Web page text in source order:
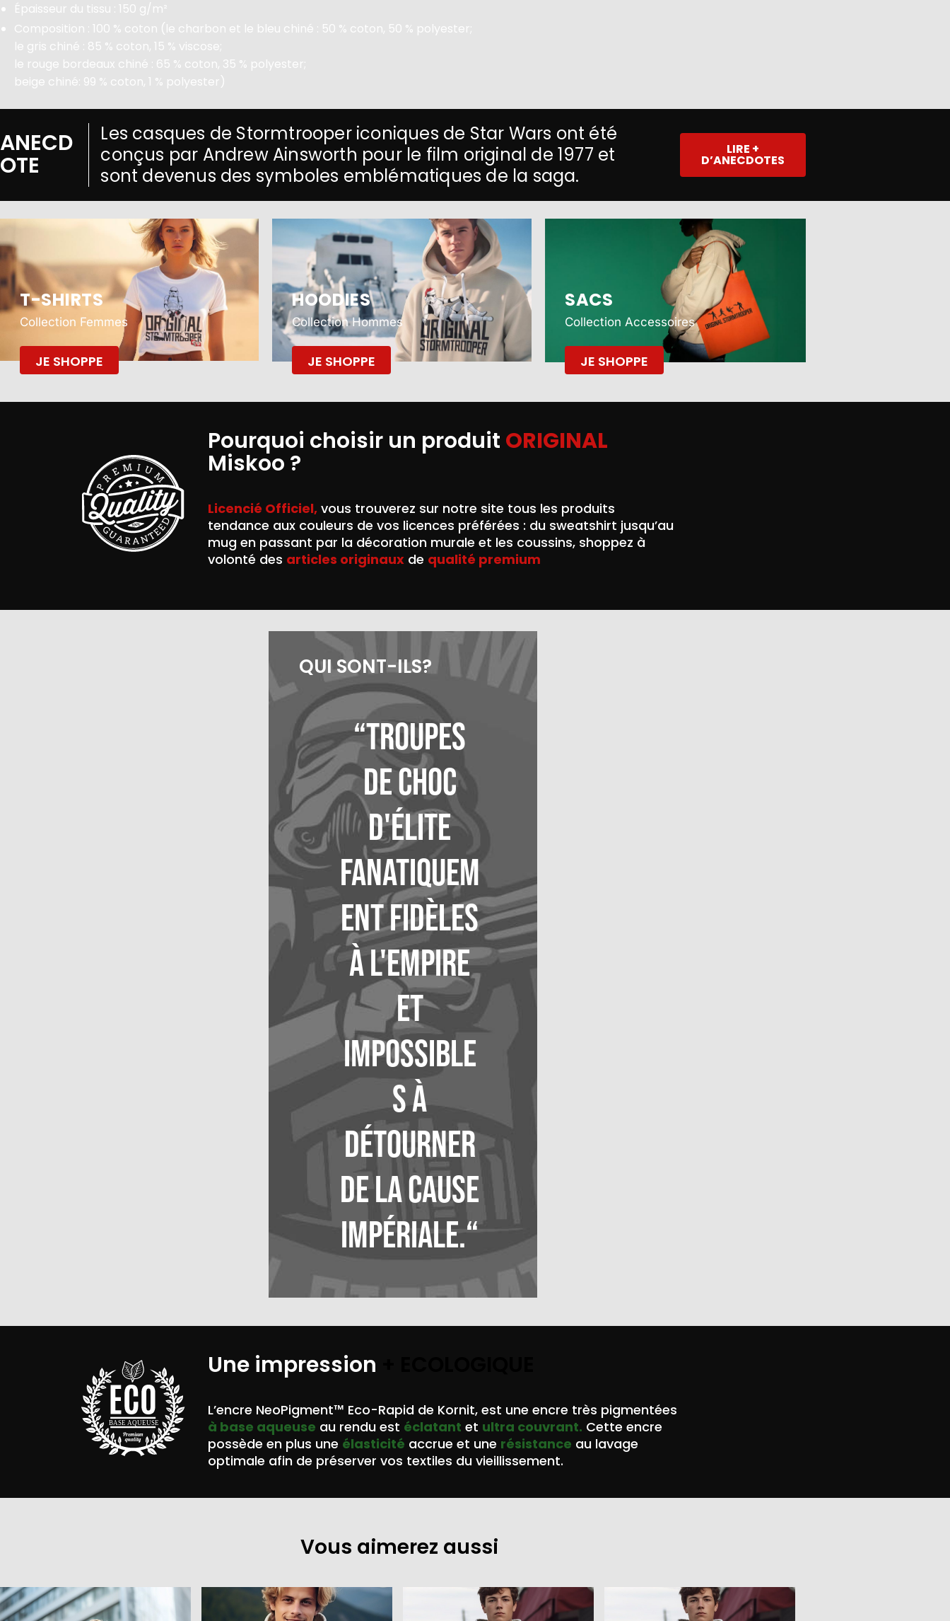
Épaisseur du tissu : 150 g/m²
Composition : 100 % coton (le charbon et le bleu chiné : 50 % coton, 50 % polyester;
le gris chiné : 85 % coton, 15 % viscose;
le rouge bordeaux chiné : 65 % coton, 35 % polyester;
beige chiné: 99 % coton, 1 % polyester)
ANECD
OTE
Les casques de Stormtrooper iconiques de Star Wars ont été
conçus par Andrew Ainsworth pour le film original de 1977 et
sont devenus des symboles emblématiques de la saga.
LIRE +
D’ANECDOTES
T-SHIRTS
Collection Femmes
JE SHOPPE
HOODIES
Collection Hommes
JE SHOPPE
SACS
Collection Accessoires
JE SHOPPE
Pourquoi choisir un produit ORIGINAL
Miskoo ?
Licencié Officiel, vous trouverez sur notre site tous les produits
tendance aux couleurs de vos licences préférées : du sweatshirt jusqu’au
mug en passant par la décoration murale et les coussins, shoppez à
volonté des articles originaux de qualité premium
QUI SONT-ILS?
“Troupes
de choc
d'élite
fanatiquem
ent fidèles
à l'Empire
et
impossible
s à
détourner
de la cause
impériale.“
BASE AQUEUSE
Une impression
L’encre NeoPigment™ Eco-Rapid de Kornit, est une encre très pigmentées
à base aqueuse au rendu est éclatant et ultra couvrant. Cette encre
possède en plus une élasticité accrue et une résistance au lavage
optimale afin de préserver vos textiles du vieillissement.
Vous aimerez aussi